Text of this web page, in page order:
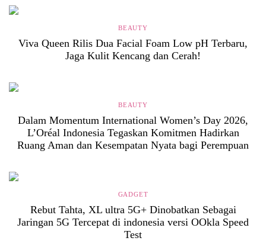
BEAUTY
Viva Queen Rilis Dua Facial Foam Low pH Terbaru,
Jaga Kulit Kencang dan Cerah!
BEAUTY
Dalam Momentum International Women’s Day 2026,
L’Oréal Indonesia Tegaskan Komitmen Hadirkan
Ruang Aman dan Kesempatan Nyata bagi Perempuan
GADGET
Rebut Tahta, XL ultra 5G+ Dinobatkan Sebagai
Jaringan 5G Tercepat di indonesia versi OOkla Speed
Test